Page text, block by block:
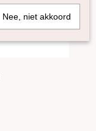
Nee, niet akkoord